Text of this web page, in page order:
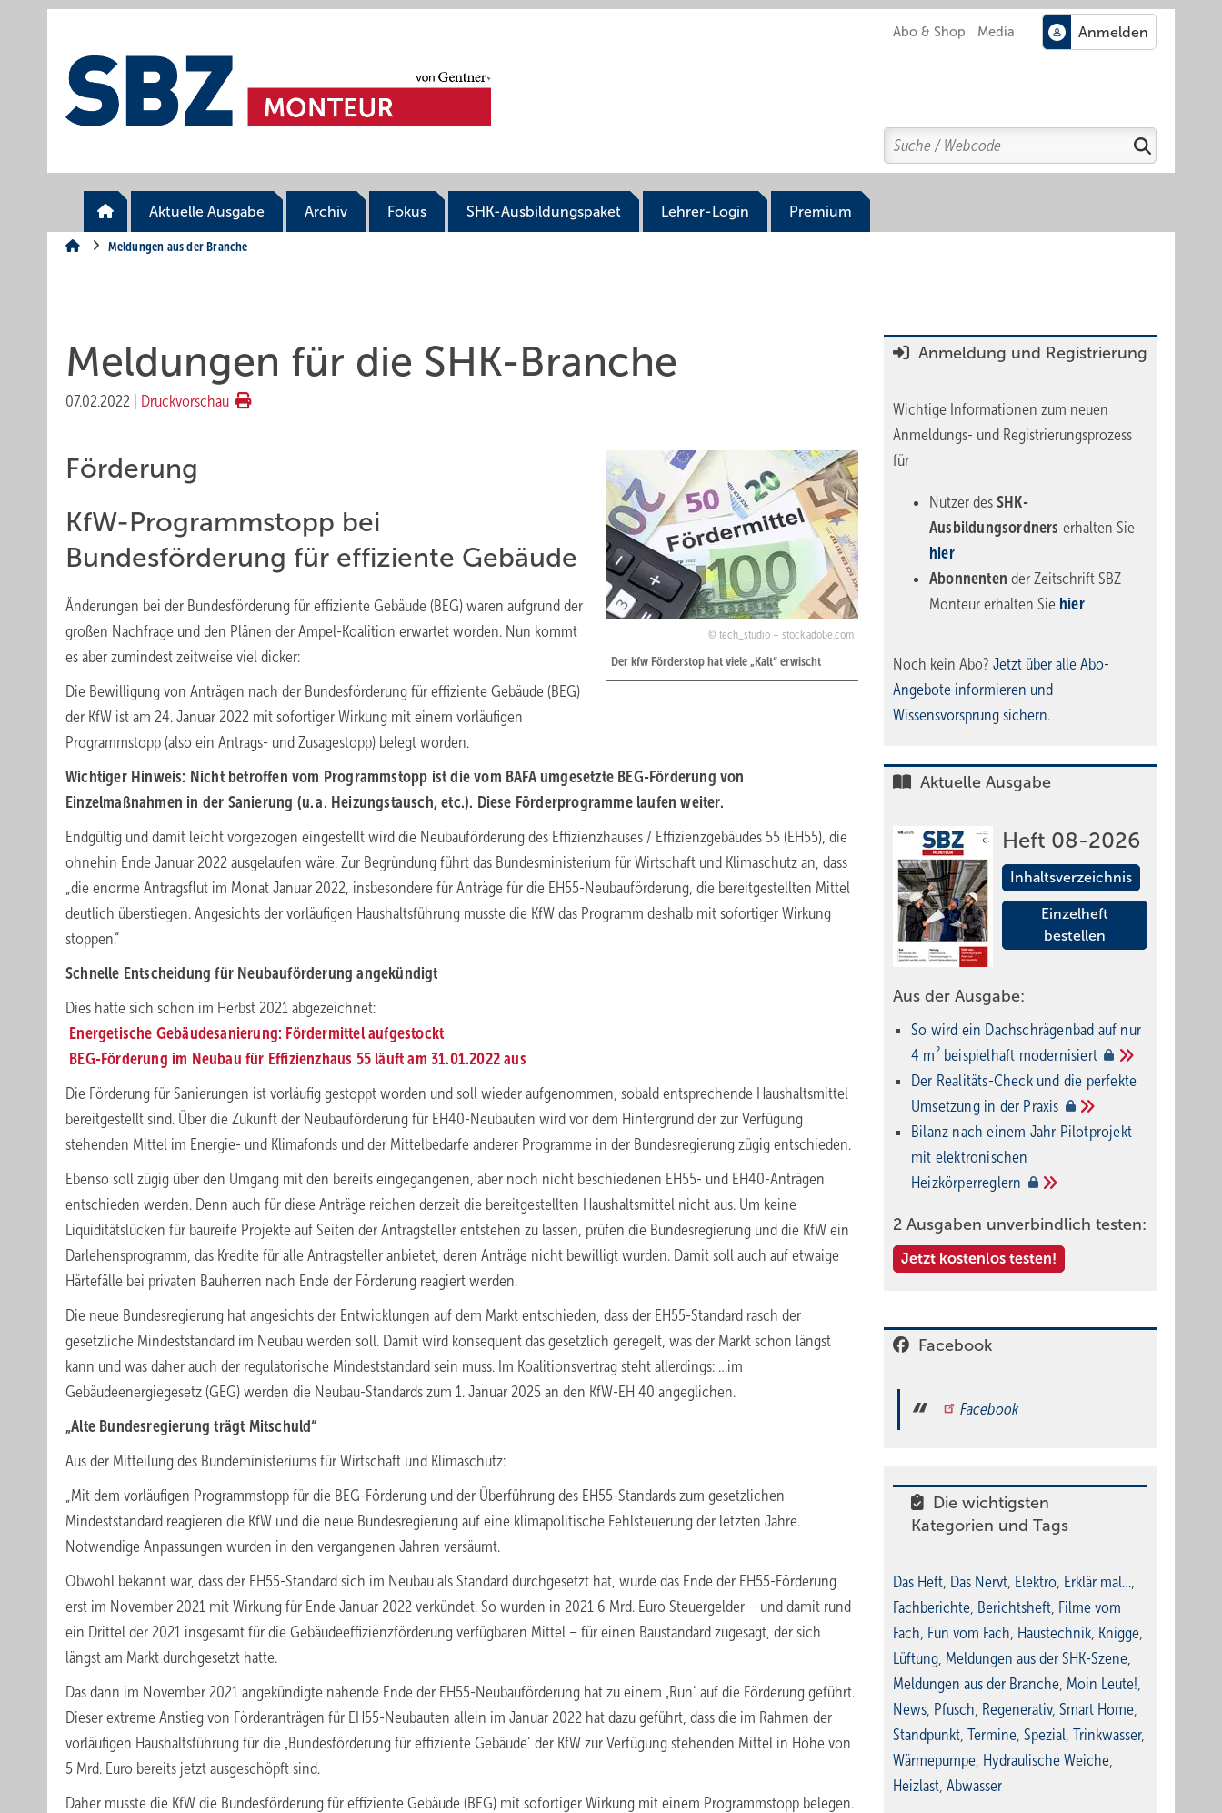
Abo & Shop Media
Search
Suchen
Aktuelle Ausgabe Archiv Fokus SHK-Ausbildungspaket Lehrer-Login Premium
Meldungen aus der Branche
Meldungen für die SHK-Branche
07.02.2022 Druckvorschau
tech_studio – stock.adobe.com
Der kfw Förderstop hat viele „Kalt“ erwischt
Förderung
KfW-Programmstopp bei
Bundesförderung für effiziente Gebäude
Änderungen bei der Bundesförderung für effiziente Gebäude (BEG) waren aufgrund der
großen Nachfrage und den Plänen der Ampel-Koalition erwartet worden. Nun kommt
es aber zumindest zeitweise viel dicker:
Die Bewilligung von Anträgen nach der Bundesförderung für effiziente Gebäude (BEG)
der KfW ist am 24. Januar 2022 mit sofortiger Wirkung mit einem vorläufigen
Programmstopp (also ein Antrags- und Zusagestopp) belegt worden.
Wichtiger Hinweis: Nicht betroffen vom Programmstopp ist die vom BAFA umgesetzte BEG-Förderung von
Einzelmaßnahmen in der Sanierung (u. a. Heizungstausch, etc.). Diese Förderprogramme laufen weiter.
Endgültig und damit leicht vorgezogen eingestellt wird die Neubauförderung des Effizienzhauses / Effizienzgebäudes 55 (EH55), die
ohnehin Ende Januar 2022 ausgelaufen wäre. Zur Begründung führt das Bundesministerium für Wirtschaft und Klimaschutz an, dass
„die enorme Antragsflut im Monat Januar 2022, insbesondere für Anträge für die EH55-Neubauförderung, die bereitgestellten Mittel
deutlich überstiegen. Angesichts der vorläufigen Haushaltsführung musste die KfW das Programm deshalb mit sofortiger Wirkung
stoppen.“
Schnelle Entscheidung für Neubauförderung angekündigt
Dies hatte sich schon im Herbst 2021 abgezeichnet:
Energetische Gebäudesanierung: Fördermittel aufgestockt
BEG-Förderung im Neubau für Effizienzhaus 55 läuft am 31.01.2022 aus
Die Förderung für Sanierungen ist vorläufig gestoppt worden und soll wieder aufgenommen, sobald entsprechende Haushaltsmittel
bereitgestellt sind. Über die Zukunft der Neubauförderung für EH40-Neubauten wird vor dem Hintergrund der zur Verfügung
stehenden Mittel im Energie- und Klimafonds und der Mittelbedarfe anderer Programme in der Bundesregierung zügig entschieden.
Ebenso soll zügig über den Umgang mit den bereits eingegangenen, aber noch nicht beschiedenen EH55- und EH40-Anträgen
entschieden werden. Denn auch für diese Anträge reichen derzeit die bereitgestellten Haushaltsmittel nicht aus. Um keine
Liquiditätslücken für baureife Projekte auf Seiten der Antragsteller entstehen zu lassen, prüfen die Bundesregierung und die KfW ein
Darlehensprogramm, das Kredite für alle Antragsteller anbietet, deren Anträge nicht bewilligt wurden. Damit soll auch auf etwaige
Härtefälle bei privaten Bauherren nach Ende der Förderung reagiert werden.
Die neue Bundesregierung hat angesichts der Entwicklungen auf dem Markt entschieden, dass der EH55-Standard rasch der
gesetzliche Mindeststandard im Neubau werden soll. Damit wird konsequent das gesetzlich geregelt, was der Markt schon längst
kann und was daher auch der regulatorische Mindeststandard sein muss. Im Koalitionsvertrag steht allerdings: …im
Gebäudeenergiegesetz (GEG) werden die Neubau-Standards zum 1. Januar 2025 an den KfW-EH 40 angeglichen.
„Alte Bundesregierung trägt Mitschuld“
Aus der Mitteilung des Bundeministeriums für Wirtschaft und Klimaschutz:
„Mit dem vorläufigen Programmstopp für die BEG-Förderung und der Überführung des EH55-Standards zum gesetzlichen
Mindeststandard reagieren die KfW und die neue Bundesregierung auf eine klimapolitische Fehlsteuerung der letzten Jahre.
Notwendige Anpassungen wurden in den vergangenen Jahren versäumt.
Obwohl bekannt war, dass der EH55-Standard sich im Neubau als Standard durchgesetzt hat, wurde das Ende der EH55-Förderung
erst im November 2021 mit Wirkung für Ende Januar 2022 verkündet. So wurden in 2021 6 Mrd. Euro Steuergelder – und damit rund
ein Drittel der 2021 insgesamt für die Gebäudeeffizienzförderung verfügbaren Mittel – für einen Baustandard zugesagt, der sich
längst am Markt durchgesetzt hatte.
Das dann im November 2021 angekündigte nahende Ende der EH55-Neubauförderung hat zu einem ‚Run‘ auf die Förderung geführt.
Dieser extreme Anstieg von Förderanträgen für EH55-Neubauten allein im Januar 2022 hat dazu geführt, dass die im Rahmen der
vorläufigen Haushaltsführung für die ‚Bundesförderung für effiziente Gebäude‘ der KfW zur Verfügung stehenden Mittel in Höhe von
5 Mrd. Euro bereits jetzt ausgeschöpft sind.
Daher musste die KfW die Bundesförderung für effiziente Gebäude (BEG) mit sofortiger Wirkung mit einem Programmstopp belegen.
Anmeldung und Registrierung
Wichtige Informationen zum neuen
Anmeldungs- und Registrierungsprozess
für
Nutzer des SHK-
Ausbildungsordners erhalten Sie
hier
Abonnentender Zeitschrift SBZ
Monteur erhalten Sie hier
Noch kein Abo? Jetzt über alle Abo-
Angebote informieren und
Wissensvorsprung sichern.
Aktuelle Ausgabe
Heft 08-2026
Inhaltsverzeichnis
Einzelheft
bestellen
Aus der Ausgabe:
So wird ein Dach­schrägenbad auf nur
4 m² beispielhaft modernisiert
Der Realitäts-Check und die perfekte
Umsetzung in der Praxis
Bilanz nach einem Jahr Pilotprojekt
mit elektronischen
Heizkörperreglern
2 Ausgaben unverbindlich testen:
Jetzt kostenlos testen!
Facebook
Facebook
Die wichtigsten
Kategorien und Tags
Das Heft, Das Nervt, Elektro, Erklär mal…,
Fachberichte, Berichtsheft, Filme vom
Fach, Fun vom Fach, Haustechnik, Knigge,
Lüftung, Meldungen aus der SHK-Szene,
Meldungen aus der Branche, Moin Leute!,
News, Pfusch, Regenerativ, Smart Home,
Standpunkt, Termine, Spezial, Trinkwasser,
Wärmepumpe, Hydraulische Weiche,
Heizlast, Abwasser